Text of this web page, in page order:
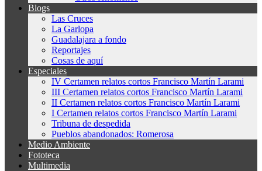
Blogs
Las Cruces
La Garlopa
Guadalajara a fondo
Reportajes
Cosas de aquí
Especiales
IV Certamen relatos cortos Francisco Martín Larami
III Certamen relatos cortos Francisco Martín Larami
II Certamen relatos cortos Francisco Martín Larami
I Certamen relatos cortos Francisco Martín Larami
Tribuna de despedida
Pueblos abandonados: Romerosa
Medio Ambiente
Fototeca
Multimedia